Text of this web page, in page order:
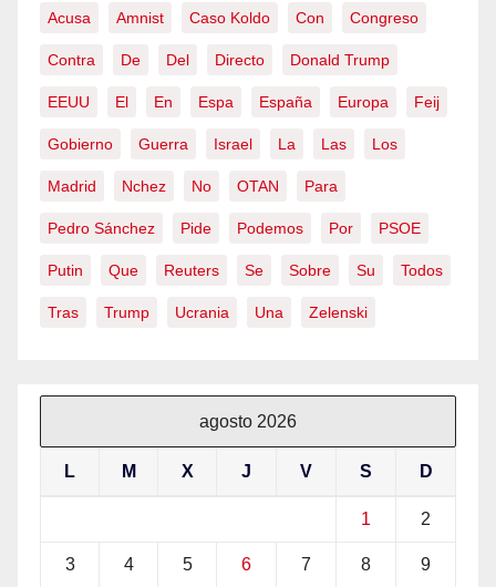
Acusa Amnist Caso Koldo Con Congreso
Contra De Del Directo Donald Trump
EEUU El En Espa España Europa Feij
Gobierno Guerra Israel La Las Los
Madrid Nchez No OTAN Para
Pedro Sánchez Pide Podemos Por PSOE
Putin Que Reuters Se Sobre Su Todos
Tras Trump Ucrania Una Zelenski
agosto 2026
L M X J V S D
1 2
3 4 5 6 7 8 9